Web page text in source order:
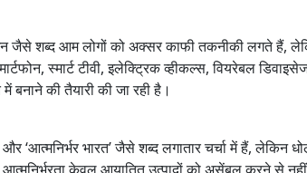
जैसे शब्द आम लोगों को अक्सर काफी तकनीकी लगते हैं,
स्मार्ट टीवी, इलेक्ट्रिक व्हीकल्स, वियरेबल
बनाने की तैयारी की जा रही है।
और ‘आत्मनिर्भर भारत’ जैसे शब्द लगातार चर्चा में हैं, लेकिन